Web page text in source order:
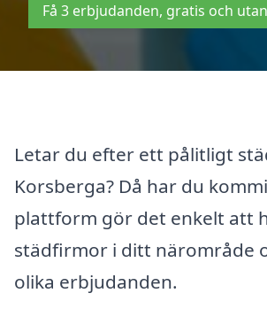
Få 3 erbjudanden, gratis och
Letar du efter ett pålitligt
Korsberga? Då har du
plattform gör det enkelt att
städfirmor i ditt närområde
olika erbjudanden.